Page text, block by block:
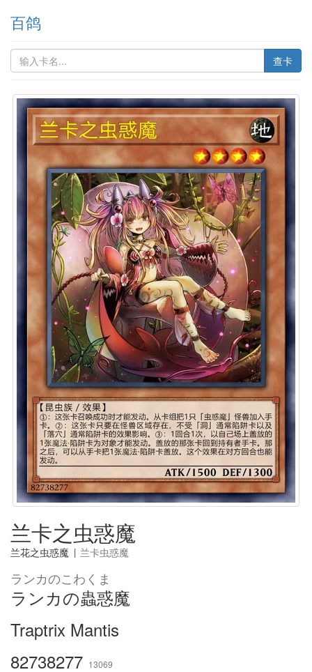
百鸽
查卡
兰卡之虫惑魔
兰花之虫惑魔 | 兰卡虫惑魔
ランカのこわくま
ランカの蟲惑魔
Traptrix Mantis
82738277 13069